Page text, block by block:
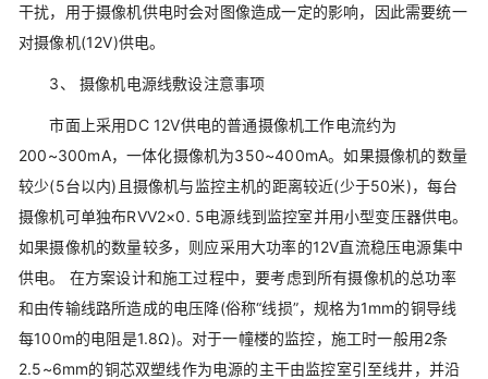
干扰，用于摄像机供电时会对图像造成一定的影响，因此需要统一
对摄像机(12V)供电。
3、 摄像机电源线敷设注意事项
市面上采用DC 12V供电的普通摄像机工作电流约为
200~300mA，一体化摄像机为350~400mA。如果摄像机的数量
较少(5台以内)且摄像机与监控主机的距离较近(少于50米)，每台
摄像机可单独布RVV2×0. 5电源线到监控室并用小型变压器供电。
如果摄像机的数量较多，则应采用大功率的12V直流稳压电源集中
供电。 在方案设计和施工过程中，要考虑到所有摄像机的总功率
和由传输线路所造成的电压降(俗称“线损”，规格为1mm的铜导线
每100m的电阻是1.8Ω)。对于一幢楼的监控，施工时一般用2条
2.5~6mm的铜芯双塑线作为电源的主干由监控室引至线井，并沿